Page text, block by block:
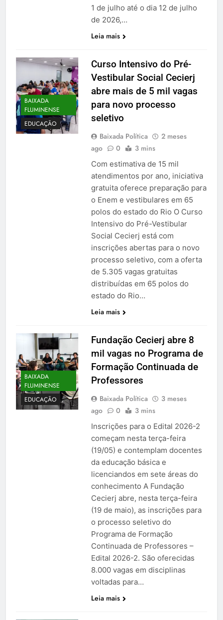
1 de julho até o dia 12 de julho
de 2026,…
Leia mais
BAIXADA
FLUMINENSE
EDUCAÇÃO
Curso Intensivo do Pré-
Vestibular Social Cecierj
abre mais de 5 mil vagas
para novo processo
seletivo
Baixada Política
2 meses
ago
0 3 mins
Com estimativa de 15 mil
atendimentos por ano, iniciativa
gratuita oferece preparação para
o Enem e vestibulares em 65
polos do estado do Rio O Curso
Intensivo do Pré-Vestibular
Social Cecierj está com
inscrições abertas para o novo
processo seletivo, com a oferta
de 5.305 vagas gratuitas
distribuídas em 65 polos do
estado do Rio…
Leia mais
BAIXADA
FLUMINENSE
EDUCAÇÃO
Fundação Cecierj abre 8
mil vagas no Programa de
Formação Continuada de
Professores
Baixada Política
3 meses
ago
0 3 mins
Inscrições para o Edital 2026-2
começam nesta terça-feira
(19/05) e contemplam docentes
da educação básica e
licenciandos em sete áreas do
conhecimento A Fundação
Cecierj abre, nesta terça-feira
(19 de maio), as inscrições para
o processo seletivo do
Programa de Formação
Continuada de Professores –
Edital 2026-2. São oferecidas
8.000 vagas em disciplinas
voltadas para…
Leia mais